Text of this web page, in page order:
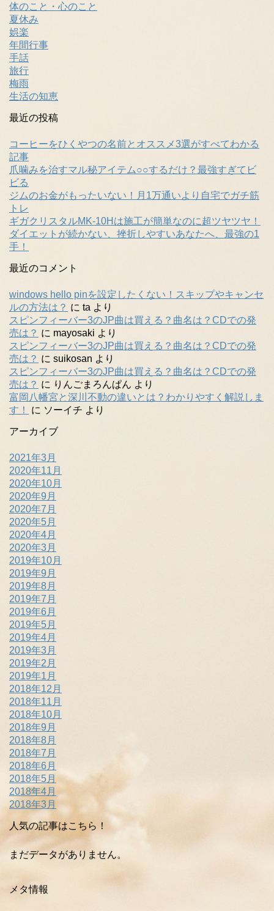
体のこと・心のこと
夏休み
娯楽
年間行事
手話
旅行
梅雨
生活の知恵
最近の投稿
コーヒーをひくやつの名前とオススメ3選がすべてわかる
記事
爪噛みを治すマル秘アイテム○○するだけ？最強すぎてビ
ビる
ジムのお金がもったいない！月1万通いより自宅でガチ筋
トレ
ギガクリスタルMK-10Hは施工が簡単なのに超ツヤツヤ！
ダイエットが続かない、挫折しやすいあなたへ、最強の1
手！
最近のコメント
windows hello pinを設定したくない！スキップやキャンセ
ルの方法は？ に ta より
スピンフィーバー3のJP曲は買える？曲名は？CDでの発
売は？ に mayosaki より
スピンフィーバー3のJP曲は買える？曲名は？CDでの発
売は？ に suikosan より
スピンフィーバー3のJP曲は買える？曲名は？CDでの発
売は？ に りんごまろんぱん より
富岡八幡宮と深川不動の違いとは？わかりやすく解説しま
す！
に ソーイチ より
アーカイブ
2021年3月
2020年11月
2020年10月
2020年9月
2020年7月
2020年5月
2020年4月
2020年3月
2019年10月
2019年9月
2019年8月
2019年7月
2019年6月
2019年5月
2019年4月
2019年3月
2019年2月
2019年1月
2018年12月
2018年11月
2018年10月
2018年9月
2018年8月
2018年7月
2018年6月
2018年5月
2018年4月
2018年3月
人気の記事はこちら！
まだデータがありません。
メタ情報